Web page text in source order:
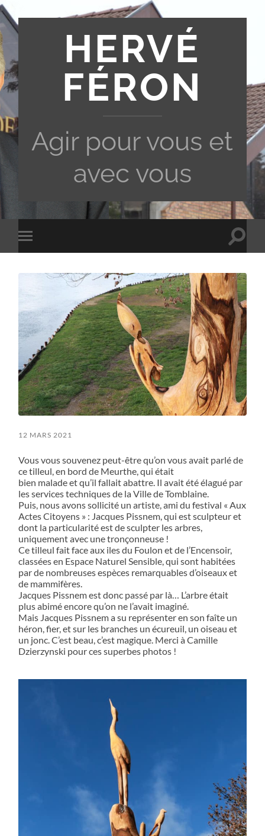
HERVÉ
FÉRON
Agir pour vous et
avec vous
Toggle
mobile
Toggle
12 MARS 2021
Vous vous souvenez peut-être qu’on vous avait parlé de
ce tilleul, en bord de Meurthe, qui était
bien malade et qu’il fallait abattre. Il avait été élagué par
les services techniques de la Ville de Tomblaine.
Puis, nous avons sollicité un artiste, ami du festival « Aux
Actes Citoyens » : Jacques Pissnem, qui est sculpteur et
dont la particularité est de sculpter les arbres,
uniquement avec une tronçonneuse !
Ce tilleul fait face aux iles du Foulon et de l’Encensoir,
classées en Espace Naturel Sensible, qui sont habitées
par de nombreuses espèces remarquables d’oiseaux et
de mammifères.
Jacques Pissnem est donc passé par là… L’arbre était
plus abimé encore qu’on ne l’avait imaginé.
Mais Jacques Pissnem a su représenter en son faîte un
héron, fier, et sur les branches un écureuil, un oiseau et
un jonc. C’est beau, c’est magique. Merci à Camille
Dzierzynski pour ces superbes photos !